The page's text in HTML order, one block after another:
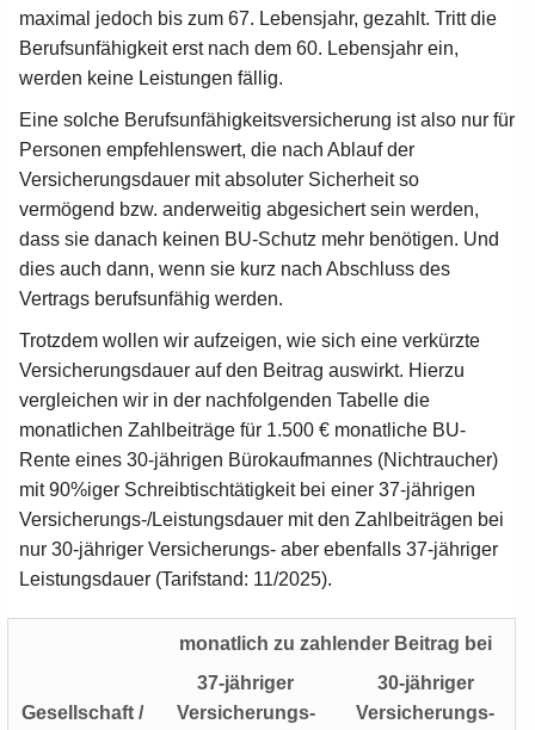
maximal jedoch bis zum 67. Lebensjahr, gezahlt. Tritt die
Berufsunfähigkeit erst nach dem 60. Lebensjahr ein,
werden keine Leistungen fällig.
Eine solche Berufsunfähigkeitsversicherung ist also nur für
Personen empfehlenswert, die nach Ablauf der
Versicherungsdauer mit absoluter Sicherheit so
vermögend bzw. anderweitig abgesichert sein werden,
dass sie danach keinen BU-Schutz mehr benötigen. Und
dies auch dann, wenn sie kurz nach Abschluss des
Vertrags berufsunfähig werden.
Trotzdem wollen wir aufzeigen, wie sich eine verkürzte
Versicherungsdauer auf den Beitrag auswirkt. Hierzu
vergleichen wir in der nachfolgenden Tabelle die
monatlichen Zahlbeiträge für 1.500 € monatliche BU-
Rente eines 30-jährigen Bürokaufmannes (Nichtraucher)
mit 90%iger Schreibtischtätigkeit bei einer 37-jährigen
Versicherungs-/Leistungsdauer mit den Zahlbeiträgen bei
nur 30-jähriger Versicherungs- aber ebenfalls 37-jähriger
Leistungsdauer (Tarifstand: 11/2025).
monatlich zu zahlender Beitrag bei
Gesellschaft /
37-jähriger
Versicherungs-
30-jähriger
Versicherungs-